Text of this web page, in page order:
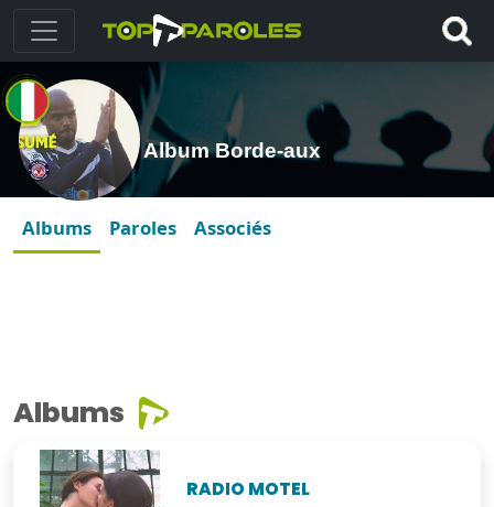
Album Borde-aux
Albums Paroles Associés
Albums
RADIO MOTEL